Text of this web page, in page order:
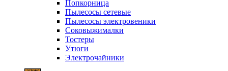
Попкорница
Пылесосы сетевые
Пылесосы электровеники
Соковыжималки
Тостеры
Утюги
Электрочайники